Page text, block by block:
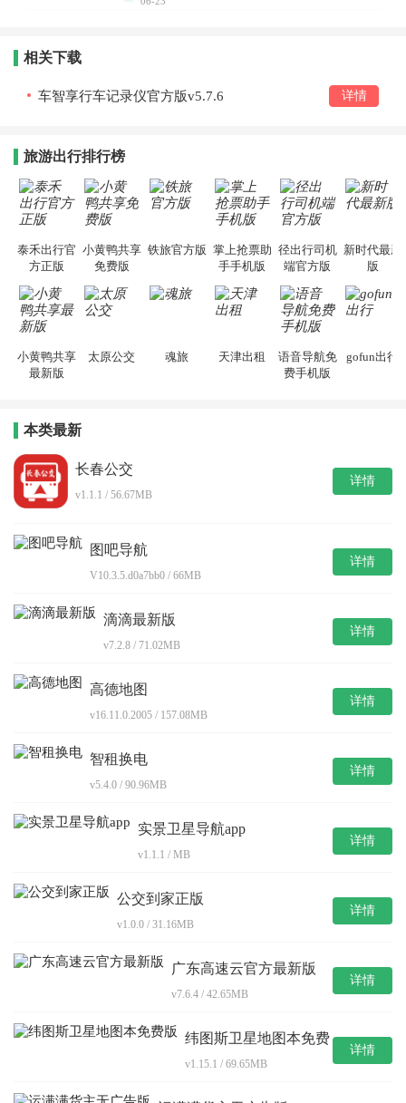
相关下载
车智享行车记录仪官方版v5.7.6 详情
旅游出行排行榜
泰禾出行官
方正版
小黄鸭共享
免费版
铁旅官方版 掌上抢票助
手手机版
径出行司机
端官方版
新时代最新
版
小黄鸭共享
最新版
太原公交 魂旅 天津出租
语音导航免
费手机版
gofun出行
本类最新
长春公交
v1.1.1 / 56.67MB
详情
图吧导航
V10.3.5.d0a7bb0 / 66MB
详情
滴滴最新版
v7.2.8 / 71.02MB
详情
高德地图
v16.11.0.2005 / 157.08MB
详情
智租换电
v5.4.0 / 90.96MB
详情
实景卫星导航app
v1.1.1 / MB
详情
公交到家正版
v1.0.0 / 31.16MB
详情
广东高速云官方最新版
v7.6.4 / 42.65MB
详情
纬图斯卫星地图本免费
v1.15.1 / 69.65MB
详情